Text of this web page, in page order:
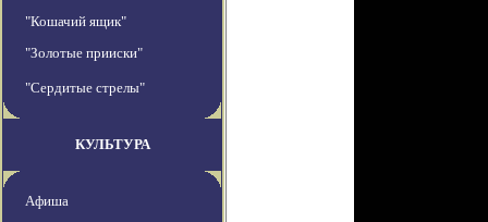
"Кошачий ящик"
"Золотые прииски"
"Сердитые стрелы"
КУЛЬТУРА
Афиша